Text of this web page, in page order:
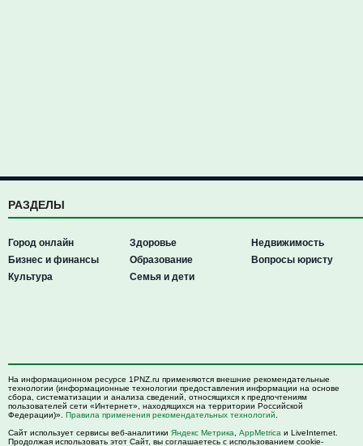
РАЗДЕЛЫ
Город онлайн
Бизнес и финансы
Культура
Здоровье
Образование
Семья и дети
Недвижимость
Вопросы юристу
На информационном ресурсе 1PNZ.ru применяются внешние рекомендательные
технологии (информационные технологии предоставления информации на основе
сбора, систематизации и анализа сведений, относящихся к предпочтениям
пользователей сети «Интернет», находящихся на территории Российской
Федерации)». Правила применения рекомендательных технологий
Сайт использует сервисы веб-аналитики Яндекс Метрика AppMetrica и LiveInternet.
Продолжая использовать этот Сайт, вы соглашаетесь с использованием cookie-